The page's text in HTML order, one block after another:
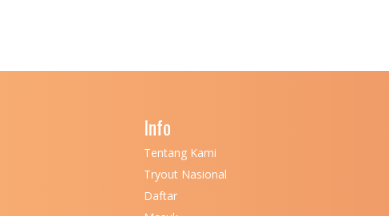
Info
Tentang Kami
Tryout Nasional
Daftar